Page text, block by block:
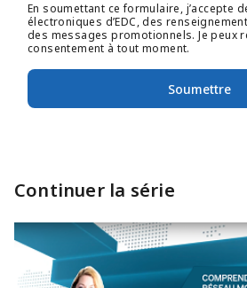
En soumettant ce formulaire, j’accepte
électroniques d’EDC, des
des messages promotionnels. Je peux
consentement à tout moment.
Soumettre
Continuer la série